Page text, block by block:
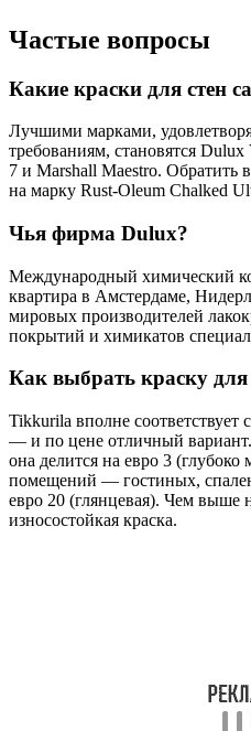
Частые вопросы
Какие краски для стен
Лучшими марками,
требованиям, становятся
7 и Marshall Maestro.
на марку Rust-Oleum Chalked
Чья фирма Dulux?
Международный химический
квартира в Амстердаме,
мировых производителей
покрытий и химикатов
Как выбрать краску
Tikkurila вполне соответствует
— и по цене отличный вариант.
она делится на евро 3
помещений — гостиных,
евро 20 (глянцевая). Чем выше
износостойкая краска.